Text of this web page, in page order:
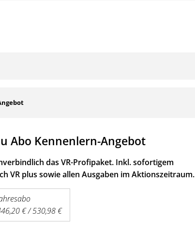
Abo Kennenlern-Angebot
das VR-Profipaket. Inkl. sofortigem
VR plus sowieallen Ausgaben im Aktionszeitraum.
€ / 530,98 €